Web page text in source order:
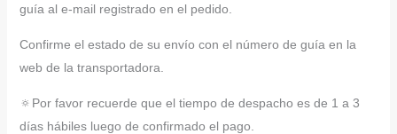
guía al e-mail registrado en el pedido.
Confirme el estado de su envío con el número de guía en la
web de la transportadora.
🔅Por favor recuerde que el tiempo de despacho es de 1 a 3
días hábiles luego de confirmado el pago.